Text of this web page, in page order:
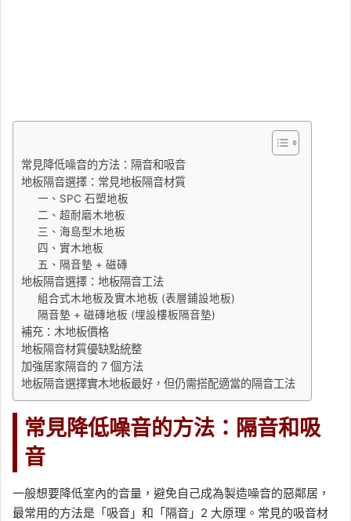
常見降低噪音的方法：隔音和吸音
地板隔音選擇：常見地板隔音材質
一、SPC 石塑地板
二、超耐磨木地板
三、海島型木地板
四、實木地板
五、隔音墊 + 磁磚
地板隔音選擇：地板隔音工法
組合式木地板及實木地板 (表層鋪設地板)
隔音墊 + 磁磚地板 (埋設樓板隔音墊)
補充：木地板價格
地板隔音材質優缺點統整
加強居家隔音的 7 個方法
地板隔音選擇實木地板最好，但仍需搭配適當的隔音工法
常見降低噪音的方法：隔音和吸
音
一般想要降低室內的音量，避免自己成為製造噪音的惡鄰居，
最常用的方法是「吸音」和「隔音」2 大原理。常見的吸音材